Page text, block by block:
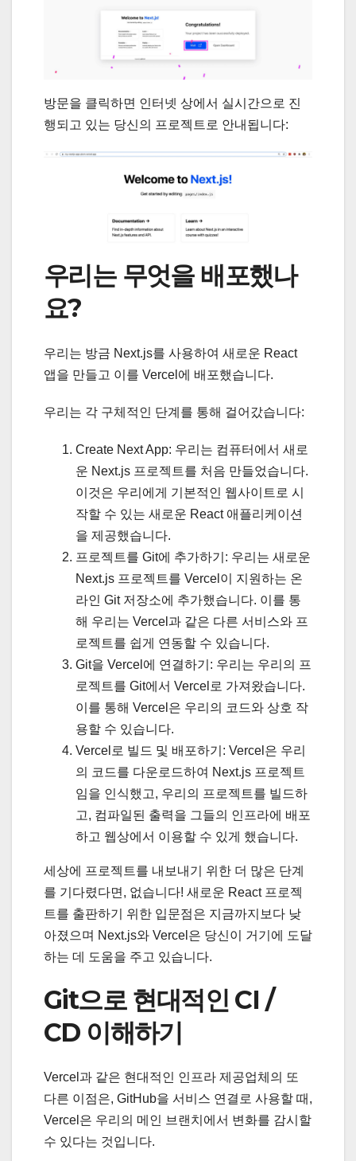
방문을 클릭하면 인터넷 상에서 실시간으로 진
행되고 있는 당신의 프로젝트로 안내됩니다:
우리는 무엇을 배포했나
요?
우리는 방금 Next.js를 사용하여 새로운 React
앱을 만들고 이를 Vercel에 배포했습니다.
우리는 각 구체적인 단계를 통해 걸어갔습니다:
Create Next App: 우리는 컴퓨터에서 새로
운 Next.js 프로젝트를 처음 만들었습니다.
이것은 우리에게 기본적인 웹사이트로 시
작할 수 있는 새로운 React 애플리케이션
을 제공했습니다.
프로젝트를 Git에 추가하기: 우리는 새로운
Next.js 프로젝트를 Vercel이 지원하는 온
라인 Git 저장소에 추가했습니다. 이를 통
해 우리는 Vercel과 같은 다른 서비스와 프
로젝트를 쉽게 연동할 수 있습니다.
Git을 Vercel에 연결하기: 우리는 우리의 프
로젝트를 Git에서 Vercel로 가져왔습니다.
이를 통해 Vercel은 우리의 코드와 상호 작
용할 수 있습니다.
Vercel로 빌드 및 배포하기: Vercel은 우리
의 코드를 다운로드하여 Next.js 프로젝트
임을 인식했고, 우리의 프로젝트를 빌드하
고, 컴파일된 출력을 그들의 인프라에 배포
하고 웹상에서 이용할 수 있게 했습니다.
세상에 프로젝트를 내보내기 위한 더 많은 단계
를 기다렸다면, 없습니다! 새로운 React 프로젝
트를 출판하기 위한 입문점은 지금까지보다 낮
아졌으며 Next.js와 Vercel은 당신이 거기에 도달
하는 데 도움을 주고 있습니다.
Git으로 현대적인 CI /
CD 이해하기
Vercel과 같은 현대적인 인프라 제공업체의 또
다른 이점은, GitHub을 서비스 연결로 사용할 때,
Vercel은 우리의 메인 브랜치에서 변화를 감시할
수 있다는 것입니다.